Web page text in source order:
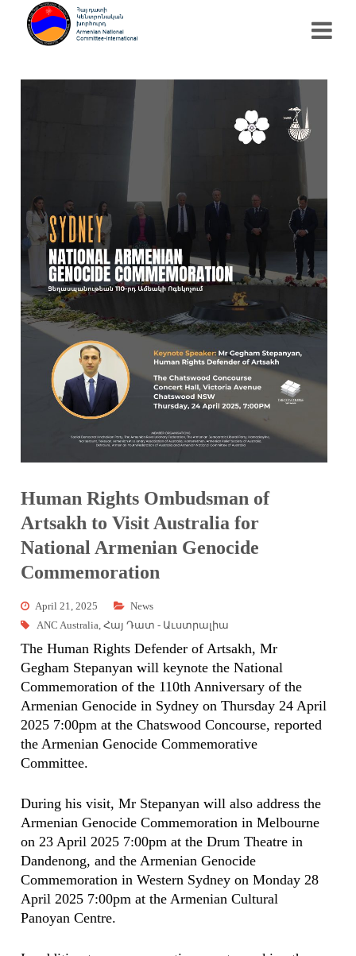
Human Rights Ombudsman of
Artsakh to Visit Australia for
National Armenian Genocide
Commemoration
April 21, 2025
News
ANC Australia ,Հայ Դատ - Աւստրալիա
The Human Rights Defender of Artsakh, Mr
Gegham Stepanyan will keynote the National
Commemoration of the 110th Anniversary of the
Armenian Genocide in Sydney on Thursday 24 April
2025 7:00pm at the Chatswood Concourse, reported
the Armenian Genocide Commemorative
Committee.
During his visit, Mr Stepanyan will also address the
Armenian Genocide Commemoration in Melbourne
on 23 April 2025 7:00pm at the Drum Theatre in
Dandenong, and the Armenian Genocide
Commemoration in Western Sydney on Monday 28
April 2025 7:00pm at the Armenian Cultural
Panoyan Centre.